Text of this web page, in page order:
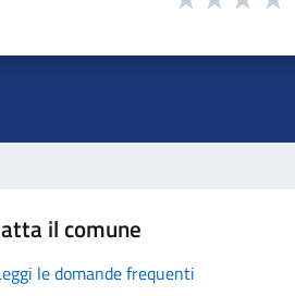
il comune
le domande frequenti